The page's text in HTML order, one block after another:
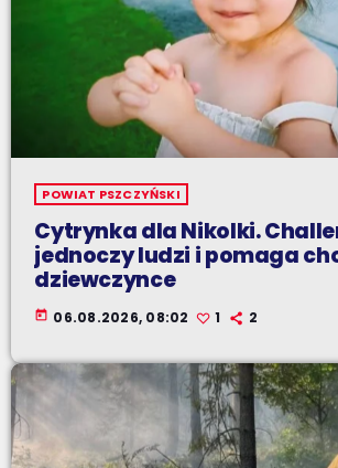
POWIAT PSZCZYŃSKI
Cytrynka dla Nikolki.
jednoczy ludzi i pomaga
dziewczynce
today 06.08.2026, 08:02 1 2